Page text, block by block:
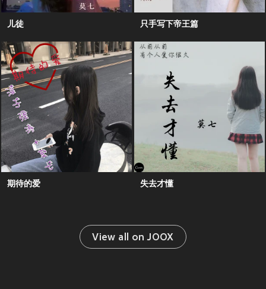
儿徒 只手写下帝王篇
期待的爱 失去才懂
View all on JOOX